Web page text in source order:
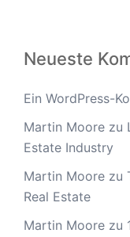
Neueste
Ein WordPress-
Martin Moore zu
Estate Industry
Martin Moore zu
Real Estate
Martin Moore zu